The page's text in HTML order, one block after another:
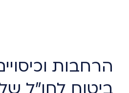
הרחבות